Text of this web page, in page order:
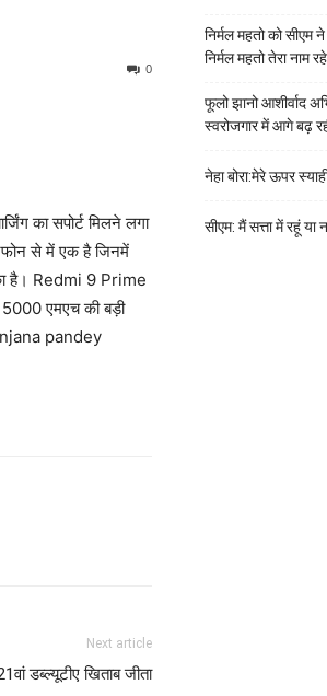
0
का सपोर्ट मिलने लगा
से में एक है जिनमें
है। Redmi 9 Prime
एमएच की बड़ी
pandey
Next article
डब्ल्यूटीए खिताब जीता
निर्मल महतो को सीएम
निर्मल महतो तेरा नाम
फूलो झानो आशीर्वाद
स्वरोजगार में आगे बढ़
नेहा बोरा:मेरे ऊपर
सीएम: मैं सत्ता में रहूं